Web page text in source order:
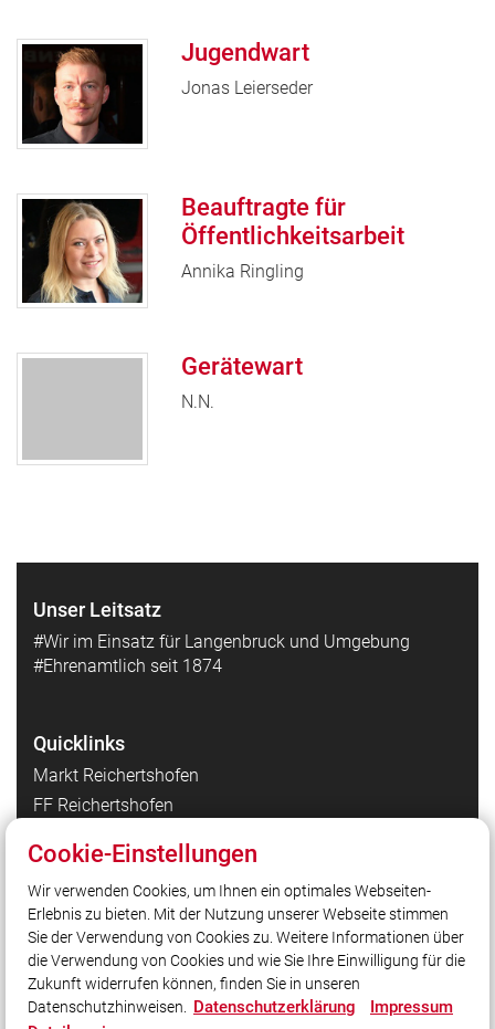
Jugendwart
Jonas Leierseder
Beauftragte für
Öffentlichkeitsarbeit
Annika Ringling
Gerätewart
N.N.
Unser Leitsatz
#Wir im Einsatz für Langenbruck und Umgebung
#Ehrenamtlich seit 1874
Quicklinks
Markt Reichertshofen
FF Reichertshofen
FF Winden am Aign
Kreisbrandinspektion Pfaffenhofen a. d. Ilm
Landesfeuerwehrverband Bayern
Integrierte Leitstelle Ingolstadt
Cookie-Einstellungen
Wir verwenden Cookies, um Ihnen ein optimales Webseiten-
Erlebnis zu bieten. Mit der Nutzung unserer Webseite stimmen
Sie der Verwendung von Cookies zu. Weitere Informationen über
die Verwendung von Cookies und wie Sie Ihre Einwilligung für die
Zukunft widerrufen können, finden Sie in unseren
Datenschutzhinweisen. Datenschutzerklärung
Impressum